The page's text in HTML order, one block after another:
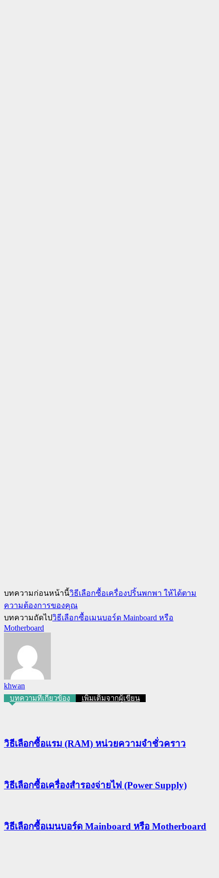
บทความก่อนหน้านี้วิธีเลือกซื้อเครื่องปริ้นพกพา ให้ได้ตาม
ความต้องการของคุณ
บทความถัดไปวิธีเลือกซื้อเมนบอร์ด Mainboard หรือ
Motherboard
khwan
บทความที่เกี่ยวข้อง เพิ่มเติมจากผู้เขียน
วิธีเลือกซื้อแรม (RAM) หน่วยความจำชั่วคราว
วิธีเลือกซื้อเครื่องสำรองจ่ายไฟ (Power Supply)
วิธีเลือกซื้อเมนบอร์ด Mainboard หรือ Motherboard